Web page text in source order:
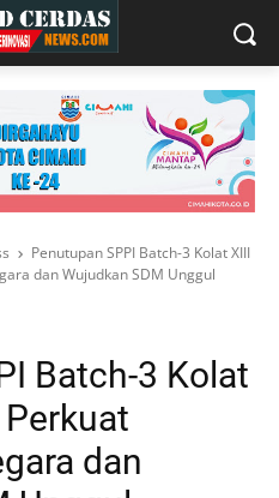
Penutupan SPPI Batch-3 Kolat XIII
dan Wujudkan SDM Unggul
Batch-3 Kolat
dan